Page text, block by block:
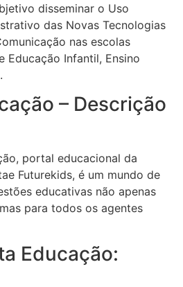
disseminar o Uso
das Novas Tecnologias
nas escolas
Educação Infantil, Ensino
– Descrição
portal educacional da
Futurekids, é um mundo de
educativas não apenas
para todos os agentes
Educação: